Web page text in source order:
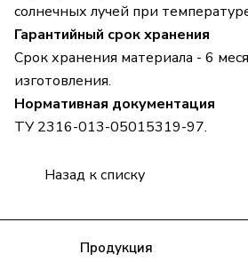
солнечных лучей при
Гарантийный срок хранения
Срок хранения материала - 6
изготовления.
Нормативная документация
ТУ 2316-013-05015319-97.
Назад к списку
Продукция